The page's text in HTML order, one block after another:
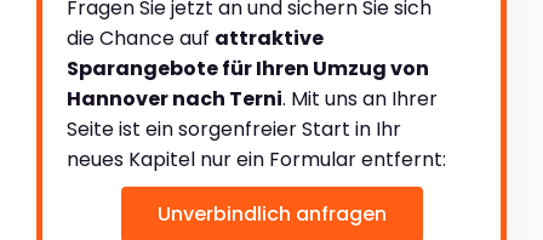
Fragen Sie jetzt an und sichern Sie sich
die Chance auf attraktive
Sparangebote für Ihren Umzug von
Hannover nach Terni. Mit uns an Ihrer
Seite ist ein sorgenfreier Start in Ihr
neues Kapitel nur ein Formular entfernt:
Unverbindlich anfragen